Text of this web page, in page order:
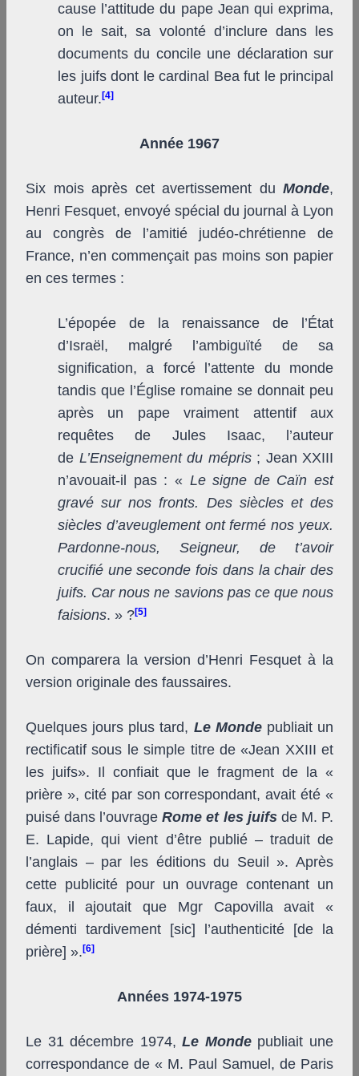
cause l’attitude du pape Jean qui exprima,
on le sait, sa volonté d’inclure dans les
documents du concile une déclaration sur
les juifs dont le cardinal Bea fut le principal
auteur. [4]
Année 1967
Six mois après cet avertissement du Monde,
Henri Fesquet, envoyé spécial du journal à Lyon
au congrès de l’amitié judéo-chrétienne de
France, n’en commençait pas moins son papier
en ces termes :
L’épopée de la renaissance de l’État
d’Israël, malgré l’ambiguïté de sa
signification, a forcé l’attente du monde
tandis que l’Église romaine se donnait peu
après un pape vraiment attentif aux
requêtes de Jules Isaac, l’auteur
de L’Enseignement du mépris ; Jean XXIII
n’avouait-il pas : « Le signe de Caïn est
gravé sur nos fronts. Des siècles et des
siècles d’aveuglement ont fermé nos yeux.
Pardonne-nous, Seigneur, de t’avoir
crucifié une seconde fois dans la chair des
juifs. Car nous ne savions pas ce que nous
faisions. » ?[5]
On comparera la version d’Henri Fesquet à la
version originale des faussaires.
Quelques jours plus tard, Le Monde publiait un
rectificatif sous le simple titre de «Jean XXIII et
les juifs». Il confiait que le fragment de la «
prière », cité par son correspondant, avait été «
puisé dans l’ouvrageRome et les juifs de M. P.
E. Lapide, qui vient d’être publié – traduit de
l’anglais – par les éditions du Seuil ». Après
cette publicité pour un ouvragecontenant un
faux, il ajoutait que Mgr Capovilla avait «
démenti tardivement [sic] l’authenticité [de la
prière] ». [6]
Années 1974-1975
Le 31 décembre 1974,Le Monde publiait une
correspondance de « M. Paul Samuel, de Paris